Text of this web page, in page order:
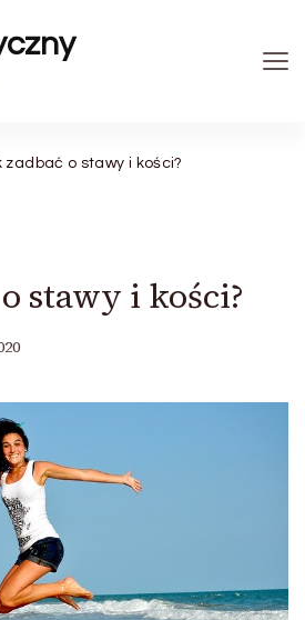
zadbać o stawy i kości?
stawy i kości?